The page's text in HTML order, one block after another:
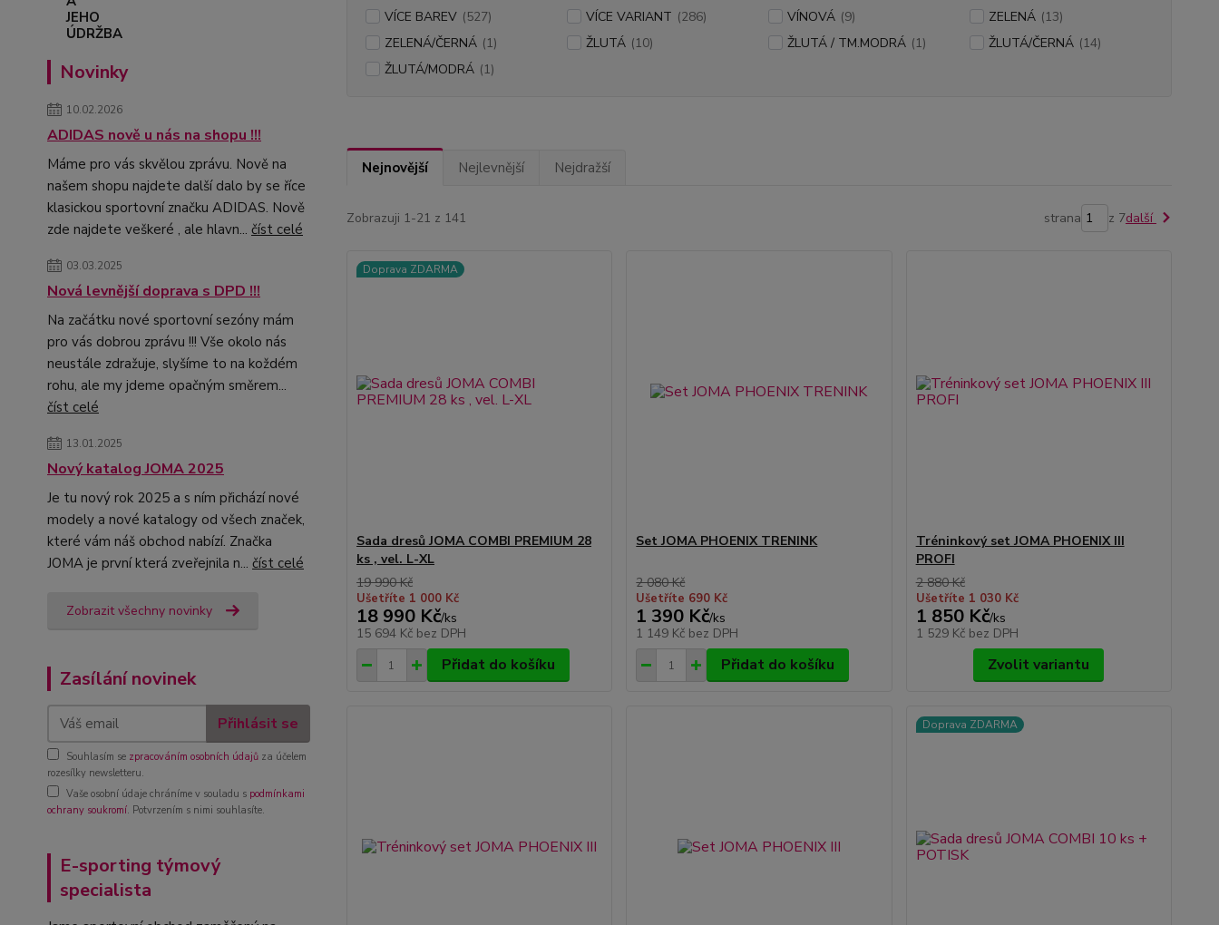
Novinky
10.02.2026
ADIDAS nově u nás na shopu !!!
Máme pro vás skvělou zprávu. Nově na
našem shopu najdete další dalo by se říce
klasickou sportovní značku ADIDAS. Nově
zde najdete veškeré , ale hlavn... číst celé
03.03.2025
Nová levnější doprava s DPD !!!
Na začátku nové sportovní sezóny mám
pro vás dobrou zprávu !!! Vše okolo nás
neustále zdražuje, slyšíme to na koždém
rohu, ale my jdeme opačným směrem...
číst celé
13.01.2025
Nový katalog JOMA 2025
Je tu nový rok 2025 a s ním přichází nové
modely a nové katalogy od všech značek,
které vám náš obchod nabízí. Značka
JOMA je první která zveřejnila n... číst celé
Zobrazit všechny novinky
Zasílání novinek
Přihlásit se
Souhlasím se zpracováním osobních údajů za účelem
rozesílky newsletteru.
Vaše osobní údaje chráníme v souladu s podmínkami
ochrany soukromí. Potvrzením s nimi souhlasíte.
E-sporting týmový
specialista
VÍCE BAREV (527) VÍCE VARIANT (286) VÍNOVÁ (9) ZELENÁ (13)
ZELENÁ/ČERNÁ (1) ŽLUTÁ (10) ŽLUTÁ / TM.MODRÁ (1) ŽLUTÁ/ČERNÁ (14)
ŽLUTÁ/MODRÁ (1)
Nejnovější Nejlevnější Nejdražší
Zobrazuji 1-21 z 141 strana z 7další
Doprava ZDARMA
Sada dresů JOMA COMBI PREMIUM 28
ks , vel. L-XL
19 990 Kč
Ušetříte 1 000 Kč
18 990 Kč/ks
15 694 Kč bez DPH
Přidat do košíku
Set JOMA PHOENIX TRENINK
2 080 Kč
Ušetříte 690 Kč
1 390 Kč/ks
1 149 Kč bez DPH
Přidat do košíku
Tréninkový set JOMA PHOENIX III
PROFI
2 880 Kč
Ušetříte 1 030 Kč
1 850 Kč/ks
1 529 Kč bez DPH
Zvolit variantu
Doprava ZDARMA